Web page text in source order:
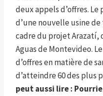
deux appels d’offres.
d’une nouvelle usine
cadre du projet
Aguas de Montevideo.
d’offres en matière de
d’atteindre 60 des plus
peut aussi lire :